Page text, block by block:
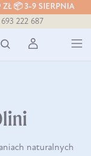
ZŁ 📦 3-9 SIERPNIA
693 222 687
naturalnych